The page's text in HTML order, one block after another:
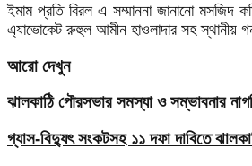
ইমাম প্রতি বিরল এ সম্মাননা জানানো মসজিদ
এ্যাভোকেট রুহুল আমীন হাওলাদার সহ স্থানীয়
আরো দেখুন
ঝালকাঠি পৌরসভার সমস্যা ও সম্ভাবনার
গ্যাস-বিদ্যুৎ সংকটসহ ১১ দফা দাবিতে